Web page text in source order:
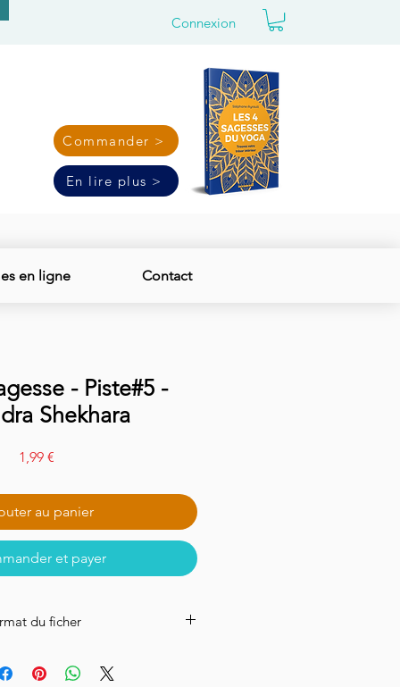
Connexion
Commander >
En lire plus >
en ligne Contact
- Piste#5 -
Shekhara
1,99 €
au panier
et payer
du ficher